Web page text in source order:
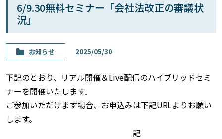
6/9.30無料セミナー「会社法改正の審議状
況」
お知らせ 2025/05/30
下記のとおり、リアル開催＆Live配信のハイブリッドセミ
ナーを開催いたします。
ご参加いただけます場合、お申込みは下記URLよりお願い
します。
記